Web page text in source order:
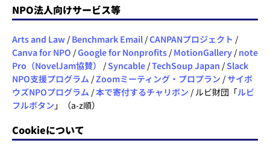
NPO法人向けサービス等
Arts and Law / Benchmark Email /CANPANプロジェクト /
Canva for NPO /Google for Nonprofits / MotionGallery / note
Pro（NovelJam協賛）
/Syncable /TechSoup Japan /Slack
NPO支援プログラム /Zoomミーティング・プロプラン /サイボ
ウズNPOプログラム /本で寄付するチャリボン / ルビ財団「ルビ
フルボタン 」（a-z順）
Cookieについて